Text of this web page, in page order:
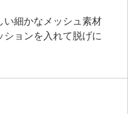
い細かなメッシュ素材
ションを入れて脱げに
部分などに細かく分
ぞれの箇所に絶妙にフ
つくりです。